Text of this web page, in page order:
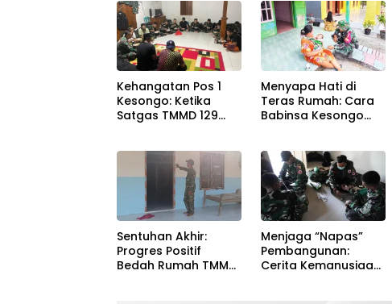
Pembangunan
Drainase demi
Keawetan Jalan
Desa
Kehangatan Pos 1
Kesongo: Ketika
Satgas TMMD 129
Tanpa Sekat
Menyapa Hati di
Teras Rumah: Cara
Babinsa Kesongo
Bojonegoro
Sentuhan Akhir:
Progres Positif
Bedah Rumah TMMD
Menjaga “Napas”
Pembangunan:
Cerita Kemanusiaan